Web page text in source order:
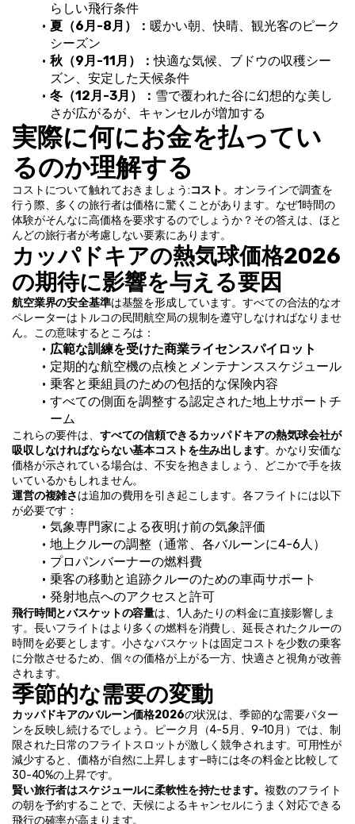
らしい飛行条件
夏（6月-8月）： 暖かい朝、快晴、観光客のピーク
シーズン
秋（9月-11月）：快適な気候、ブドウの収穫シー
ズン、安定した天候条件
冬（12月-3月）： 雪で覆われた谷に幻想的な美し
さが広がるが、キャンセルが増加する
実際に何にお金を払ってい
るのか理解する
コストについて触れておきましょう:コスト。オンラインで調査を
行う際、多くの旅行者は価格に驚くことがあります。なぜ1時間の
体験がそんなに高価格を要求するのでしょうか？その答えは、ほと
んどの旅行者が考慮しない要素にあります。
カッパドキアの熱気球価格2026
の期待に影響を与える要因
航空業界の安全基準は基盤を形成しています。すべての合法的なオ
ペレーターはトルコの民間航空局の規制を遵守しなければなりませ
ん。この意味するところは：
広範な訓練を受けた商業ライセンスパイロット
定期的な航空機の点検とメンテナンススケジュール
乗客と乗組員のための包括的な保険内容
すべての側面を調整する認定された地上サポートチ
ーム
これらの要件は、 すべての信頼できるカッパドキアの熱気球会社が
吸収しなければならない基本コストを生み出します。かなり安価な
価格が示されている場合は、不安を抱きましょう、どこかで手を抜
いているかもしれません。
運営の複雑さは追加の費用を引き起こします。各フライトには以下
が必要です：
気象専門家による夜明け前の気象評価
地上クルーの調整（通常、各バルーンに4-6人）
プロパンバーナーの燃料費
乗客の移動と追跡クルーのための車両サポート
発射地点へのアクセスと許可
飛行時間とバスケットの容量は、1人あたりの料金に直接影響しま
す。長いフライトはより多くの燃料を消費し、延長されたクルーの
時間を必要とします。小さなバスケットは固定コストを少数の乗客
に分散させるため、個々の価格が上がる一方、快適さと視角が改善
されます。
季節的な需要の変動
カッパドキアのバルーン価格2026の状況は、季節的な需要パター
ンを反映し続けるでしょう。ピーク月（4-5月、9-10月）では、制
限された日常のフライトスロットが激しく競争されます。可用性が
減少すると、価格が自然に上昇します—時には冬の料金と比較して
30-40%の上昇です。
賢い旅行者はスケジュールに柔軟性を持たせます。 複数のフライト
の朝を予約することで、天候によるキャンセルにうまく対応できる
飛行の確率が高まります。